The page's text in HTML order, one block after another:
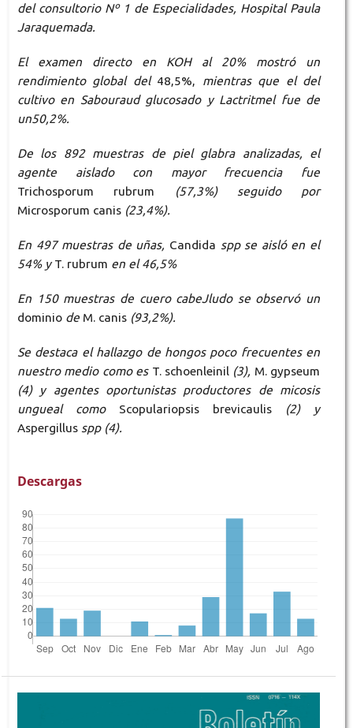
del consultorio Nº 1 de Especialidades, Hospital Paula
Jaraquemada.
El examen directo en KOH al 20% mostró un
rendimiento global del 48,5%, mientras que el del
cultivo en Sabouraud glucosado y Lactritmel fue de
un50,2%.
De los 892 muestras de piel glabra analizadas, el
agente aislado con mayor frecuencia fue
Trichosporum rubrum
(57,3%) seguido por
Microsporum canis (23,4%).
En 497 muestras de uñas, Candida spp se aisló en el
54% yT. rubrum en el 46,5%
En 150 muestras de cuero cabeJludo se observó un
dominio de M. canis (93,2%).
Se destaca el hallazgo de hongos poco frecuentes en
nuestro medio como es T. schoenleinil (3), M. gypseum
(4) y agentes oportunistas productores de micosis
ungueal como Scopulariopsis brevicaulis (2)
y
Aspergillus spp (4).
Descargas